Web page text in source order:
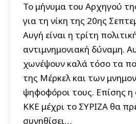
Το μήνυμα του Αρχηγού
για τη νίκη της 20ης
Αυγή είναι η τρίτη
αντιμνημονιακή δύναμη.
χωνέψουν καλά τόσο τα
της Μέρκελ και των
ψηφοφόροι τους. Επίσης
ΚΚΕ μέχρι το ΣΥΡΙΖΑ θα
συνηθίσει…